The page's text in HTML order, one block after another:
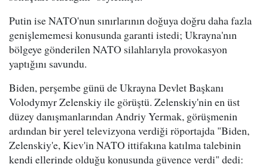
Putin ise NATO'nun sınırlarının doğuya doğru daha fazla
genişlememesi konusunda garanti istedi; Ukrayna'nın
bölgeye gönderilen NATO silahlarıyla provokasyon
yaptığını savundu.
Biden, perşembe günü de Ukrayna Devlet Başkanı
Volodymyr Zelenskiy ile görüştü. Zelenskiy'nin en üst
düzey danışmanlarından Andriy Yermak, görüşmenin
ardından bir yerel televizyona verdiği röportajda "Biden,
Zelenskiy'e, Kiev'in NATO ittifakına katılma talebinin
kendi ellerinde olduğu konusunda güvence verdi" dedi: